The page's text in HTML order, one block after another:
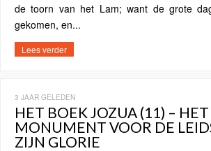
de toorn van het Lam; want de grote
gekomen, en...
Lees verder
3 JAAR GELEDEN
HET BOEK JOZUA (11) – HET
MONUMENT VOOR DE
ZIJN GLORIE